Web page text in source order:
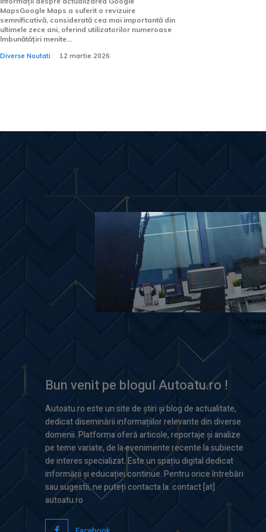
MapsGoogle Maps a suferit o revizuire
semnificativă, considerată cea mai importantă din
ultimele zece ani, oferind utilizatorilor numeroase
îmbunătățiri menite...
Diverse Noutati 12 martie 2026
- Ai
-
Bun venit pe blogul Autoatu.ro !
Autoatu.ro este un site de știri și blog de actualitate,
dedicat diseminării informațiilor relevante din diverse
domenii. Platforma oferă articole, reportaje și analize
pe teme variate, de la evenimente recente la subiecte
de interes specializat. Este un spațiu digital dedicat
informării și educației continue. Pentru orice întrebări
sau sugestii, ne puteți contacta la: contact [at]
autoatu.ro